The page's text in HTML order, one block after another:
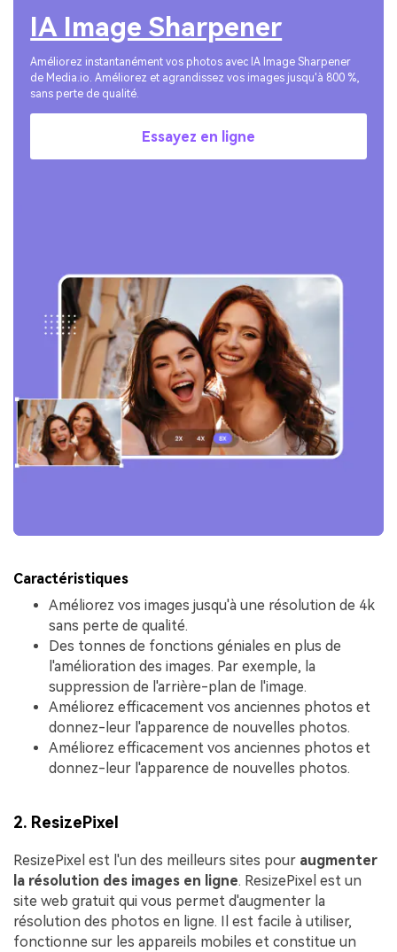
IA Image Sharpener
Améliorez instantanément vos photos avec IA Image Sharpener
de Media.io. Améliorez et agrandissez vos images jusqu'à 800 %,
sans perte de qualité.
Essayez en ligne
Caractéristiques
Améliorez vos images jusqu'à une résolution de 4k
sans perte de qualité.
Des tonnes de fonctions géniales en plus de
l'amélioration des images. Par exemple, la
suppression de l'arrière-plan de l'image.
Améliorez efficacement vos anciennes photos et
donnez-leur l'apparence de nouvelles photos.
Améliorez efficacement vos anciennes photos et
donnez-leur l'apparence de nouvelles photos.
2. ResizePixel
ResizePixel est l'un des meilleurs sites pour augmenter
la résolution des images en ligne. ResizePixel est un
site web gratuit qui vous permet d'augmenter la
résolution des photos en ligne. Il est facile à utiliser,
fonctionne sur les appareils mobiles et constitue un